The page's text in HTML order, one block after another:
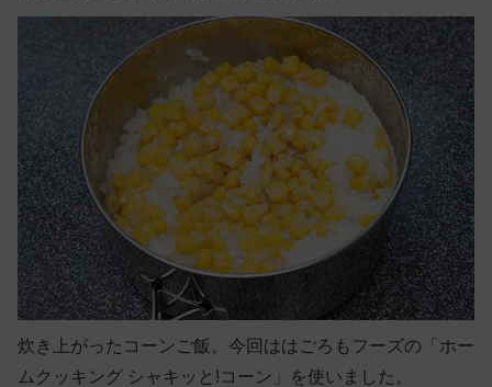
炊き上がったコーンご飯。今回ははごろもフーズの「ホー
ムクッキング シャキッと!コーン」を使いました。